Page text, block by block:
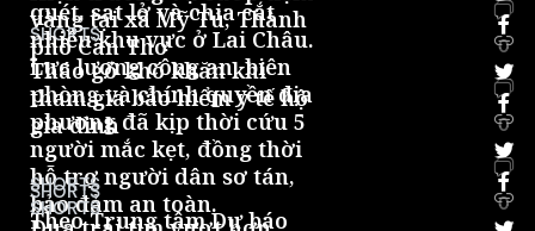
vàng tại xã Mỹ Tú, Thành
phố Cần Thơ
0
SHORTS
Tháo gỡ khó khăn khi
tham gia bảo hiểm y tế hộ
gia đình
0
quét, sạt lở và chia cắt
nhiều khu vực ở Lai Châu.
Lực lượng công an, biên
phòng và chính quyền địa
phương đã kịp thời cứu 5
người mắc kẹt, đồng thời
hỗ trợ người dân sơ tán,
bảo đảm an toàn.
0
SHORTS
SHORTS
Theo Trung tâm Dự báo
SHORTS